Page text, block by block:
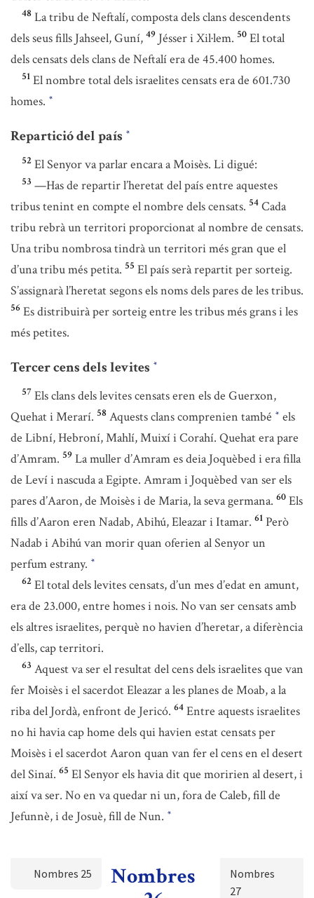
48 La tribu de Neftalí, composta dels clans descendents
dels seus fills Jahseel, Guní, 49 Jésser i Xil·lem. 50 El total
dels censats dels clans de Neftalí era de 45.400 homes.
51 El nombre total dels israelites censats era de 601.730
homes. *
Repartició del país *
52 El Senyor va parlar encara a Moisès. Li digué:
53 —Has de repartir l’heretat del país entre aquestes
tribus tenint en compte el nombre dels censats. 54 Cada
tribu rebrà un territori proporcionat al nombre de censats.
Una tribu nombrosa tindrà un territori més gran que el
d’una tribu més petita. 55 El país serà repartit per sorteig.
S’assignarà l’heretat segons els noms dels pares de les tribus.
56 Es distribuirà per sorteig entre les tribus més grans i les
més petites.
Tercer cens dels levites *
57 Els clans dels levites censats eren els de Guerxon,
Quehat i Merarí. 58 Aquests clans comprenien també * els
de Libní, Hebroní, Mahlí, Muixí i Corahí. Quehat era pare
d’Amram. 59 La muller d’Amram es deia Joquèbed i era filla
de Leví i nascuda a Egipte. Amram i Joquèbed van ser els
pares d’Aaron, de Moisès i de Maria, la seva germana. 60 Els
fills d’Aaron eren Nadab, Abihú, Eleazar i Itamar. 61 Però
Nadab i Abihú van morir quan oferien al Senyor un
perfum estrany. *
62 El total dels levites censats, d’un mes d’edat en amunt,
era de 23.000, entre homes i nois. No van ser censats amb
els altres israelites, perquè no havien d’heretar, a diferència
d’ells, cap territori.
63 Aquest va ser el resultat del cens dels israelites que van
fer Moisès i el sacerdot Eleazar a les planes de Moab, a la
riba del Jordà, enfront de Jericó. 64 Entre aquests israelites
no hi havia cap home dels qui havien estat censats per
Moisès i el sacerdot Aaron quan van fer el cens en el desert
del Sinaí. 65 El Senyor els havia dit que moririen al desert, i
així va ser. No en va quedar ni un, fora de Caleb, fill de
Jefunnè, i de Josuè, fill de Nun. *
Nombres 25
Nombres
Nombres
27